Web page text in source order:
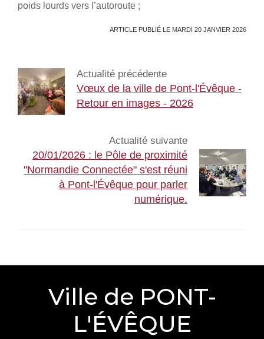
poids lourds vers l’autoroute ;
ARTICLE PUBLIÉ LE MARDI 20 JANVIER 2026
Actualité précédente
Vœux de la ville de Pont-l'Évêque -
Retour en images - 2026
Actualité suivante
20/01/2026 : le Pôle de proximité
"Normandie Connectée" s'est réuni
à Pont-l'Évêque pour parler
numérique.
Ville de PONT-
L'ÉVÊQUE